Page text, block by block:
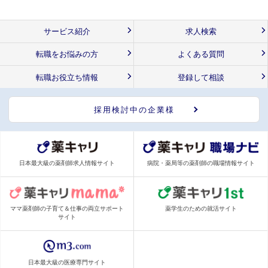
サービス紹介 求人検索
転職をお悩みの方 よくある質問
転職お役立ち情報 登録して相談
採用検討中の企業様
日本最大級の薬剤師求人情報サイト 病院・薬局等の薬剤師の職場情報サイト
ママ薬剤師の子育て＆仕事の両立サポート
サイト
薬学生のための就活サイト
日本最大級の医療専門サイト